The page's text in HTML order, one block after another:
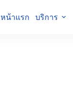
หน้าแรก บริการ